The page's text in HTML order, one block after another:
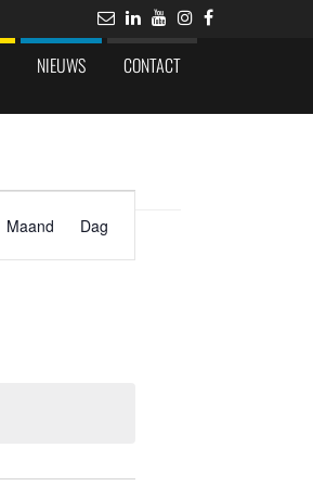
NIEUWS CONTACT
Evenement
weergaven
navigatie
Maand Dag